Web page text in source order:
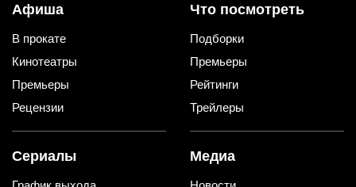
Афиша
В прокате
Кинотеатры
Премьеры
Рецензии
Что посмотреть
Подборки
Премьеры
Рейтинги
Трейлеры
Сериалы Медиа